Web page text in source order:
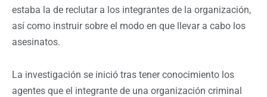
estaba la de reclutar a los integrantes de la organización,
así como instruir sobre el modo en que llevar a cabo los
asesinatos.
La investigación se inició tras tener conocimiento los
agentes que el integrante de una organización criminal